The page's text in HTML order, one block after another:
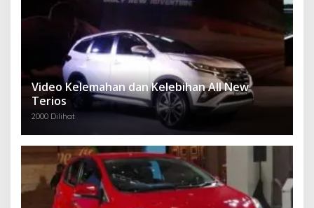
Video Kelemahan dan Kelebihan All New
Terios
2000 Dilihat